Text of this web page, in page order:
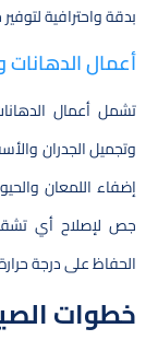
بدقة واحترافية
أعمال
تشمل أعمال
وتجميل الجدران
إضفاء اللمعان
جص لإصلاح أي
الحفاظ على درجة
خطوات